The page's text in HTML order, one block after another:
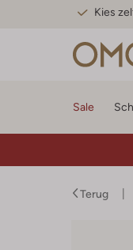
Kies
Sale
Terug